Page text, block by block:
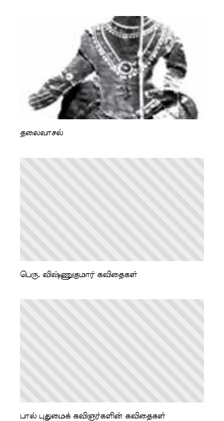
தலைவாசல்
பெரு. விஷ்ணுகுமார் கவிதைகள்
பால் புதுமைக் கவிஞர்களின் கவிதைகள்